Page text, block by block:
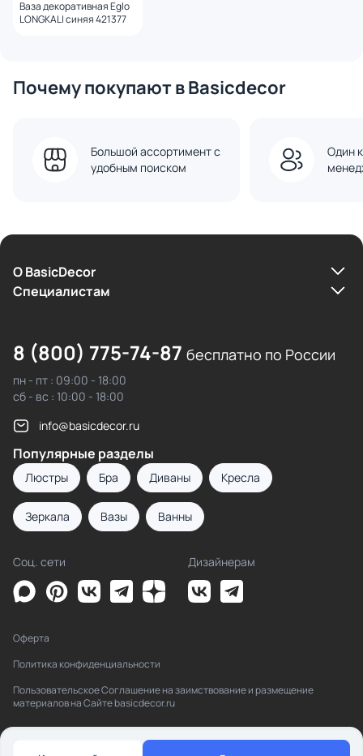
Ваза декоративная Eglo
LONGKALI синяя 421377
Почему покупают в Basicdecor
Большой ассортимент с
удобным поиском
Один
О BasicDecor
Cпециалистам
8 (800) 775-74-87 бесплатно по России
пн - пт : 09:00 - 18:00
сб - вс : 10:00 - 18:00
info@basicdecor.ru
Популярные разделы
Люстры Бра Диваны Кресла
Зеркала Вазы Ванны
Соц. сети Дизайнерам
Оферта
Политика конфиденциальности
Пользовательское Соглашение на заимствование и размещение
материалов на Сайте basicdecor.ru